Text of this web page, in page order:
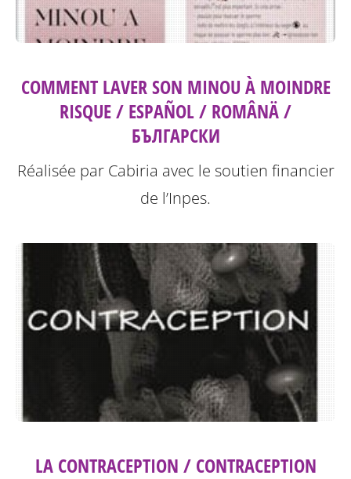
COMMENT LAVER SON MINOU À MOINDRE
RISQUE / ESPAÑOL / ROMÂNÄ /
БЪЛГАРСКИ
Réalisée par Cabiria avec le soutien financier
de l’Inpes.
LA CONTRACEPTION / CONTRACEPTION